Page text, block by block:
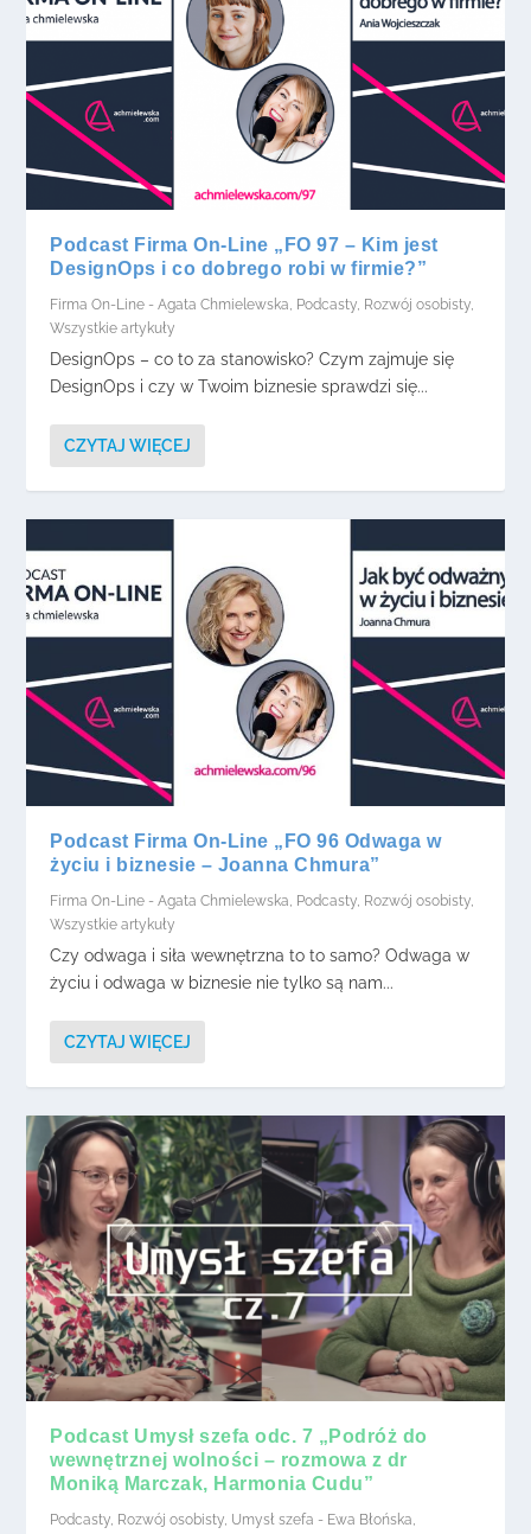
Podcast Firma On-Line „FO 97 – Kim jest
DesignOps i co dobrego robi w firmie?”
Firma On-Line - Agata Chmielewska, Podcasty, Rozwój osobisty,
Wszystkie artykuły
DesignOps – co to za stanowisko? Czym zajmuje się
DesignOps i czy w Twoim biznesie sprawdzi się...
CZYTAJ WIĘCEJ
Podcast Firma On-Line „FO 96 Odwaga w
życiu i biznesie – Joanna Chmura”
Firma On-Line - Agata Chmielewska Podcasty Rozwój osobisty
Wszystkie artykuły
Czy odwaga i siła wewnętrzna to to samo? Odwaga w
życiu i odwaga w biznesie nie tylko są nam...
CZYTAJ WIĘCEJ
Podcast Umysł szefa odc. 7 „Podróż do
wewnętrznej wolności – rozmowa z dr
Moniką Marczak, Harmonia Cudu”
Podcasty, Rozwój osobisty, Umysł szefa - Ewa Błońska,